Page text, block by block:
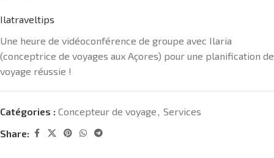
Ilatraveltips
Une heure de vidéoconférence de groupe avec Ilaria
(conceptrice de voyages aux Açores) pour une planification de
voyage réussie !
Catégories : Concepteur de voyage, Services
Share: